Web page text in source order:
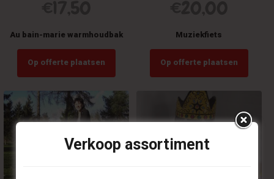
Au bain-marie warmhoudbak
Op offerte plaatsen
Muziekfiets
Op offerte plaatsen
Verkoop assortiment